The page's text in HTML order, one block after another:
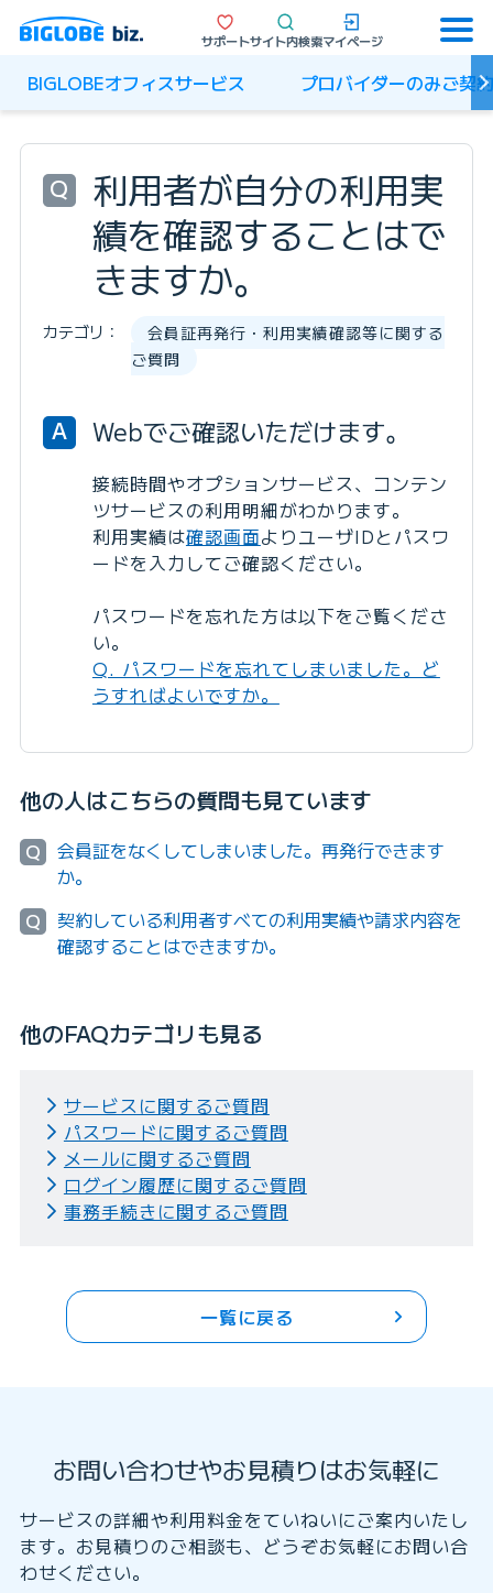
サポートサイト内検索マイページ
BIGLOBEオフィスサービス プロバイダーのみご契
Q
利用者が自分の利用実
績を確認することはで
きますか。
カテゴリ：
会員証再発行・利用実績確認等に関する
ご質問
A Webでご確認いただけます。
接続時間やオプションサービス、コンテン
ツサービスの利用明細がわかります。
利用実績は確認画面よりユーザIDとパスワ
ードを入力してご確認ください。
パスワードを忘れた方は以下をご覧くださ
い。
Q. パスワードを忘れてしまいました。ど
うすればよいですか。
他の人はこちらの質問も見ています
Q
会員証をなくしてしまいました。再発行できます
か。
Q
契約している利用者すべての利用実績や請求内容を
確認することはできますか。
他のFAQカテゴリも見る
サービスに関するご質問
パスワードに関するご質問
メールに関するご質問
ログイン履歴に関するご質問
事務手続きに関するご質問
一覧に戻る
お問い合わせやお見積りはお気軽に
サービスの詳細や利用料金をていねいにご案内いたし
ます。お見積りのご相談も、どうぞお気軽にお問い合
わせください。